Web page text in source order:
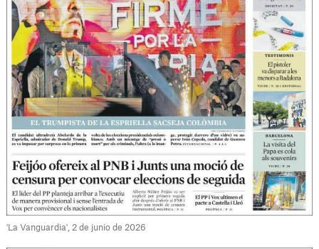
'La Vanguardia', 2 de junio de 2026